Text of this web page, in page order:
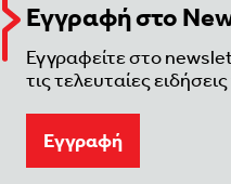
Εγγραφή στο
Εγγραφείτε στο
τις τελευταίες
Eγγραφή